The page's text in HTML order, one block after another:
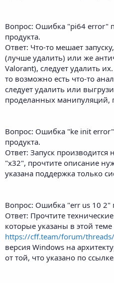
Вопрос: Ошибка "pi64 error"
продукта.
Ответ: Что-то мешает
(лучше удалить) или же
Valorant), следует удалить
то возможно есть что-то
следует удалить или
проделанных манипуляций,
Вопрос: Ошибка "ke init error"
продукта.
Ответ: Запуск производится
"х32", прочтите описание
указана поддержка только
Вопрос: Ошибка "err us 10 2"
Ответ: Прочтите
которые указаны в этой теме
https://cff.team/forum/
версия Windows на
от той, что указано по